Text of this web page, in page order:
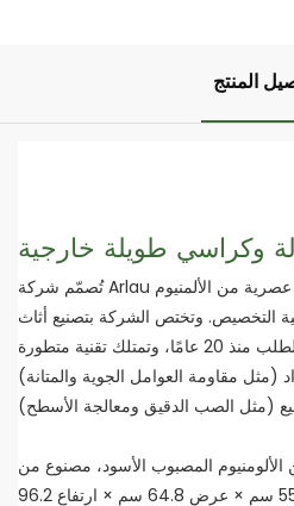
المنتج
وكراسي طويلة خارجية
تُصمّم شركة Arlau طاولات وكراسي طعام خارجية عصرية من الألمنيوم
التخصيص. وتختص الشركة بتصنيع أثاث
الألمنيوم المصبوب حسب الطلب منذ 20 عامًا، وتمتلك تقنية متطورة
مقاومة العوامل الجوية والمتانة)
المصبوب الأسود، مصنوع من
شبكة معدنية، مقاسه: عمق 55.96 سم × عرض 64.8 سم × ارتفاع 96.2